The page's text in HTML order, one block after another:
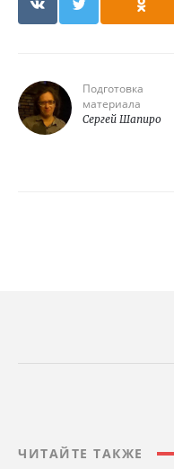
Подготовка
материала
Сергей Шапиро
ЧИТАЙТЕ ТАКЖЕ